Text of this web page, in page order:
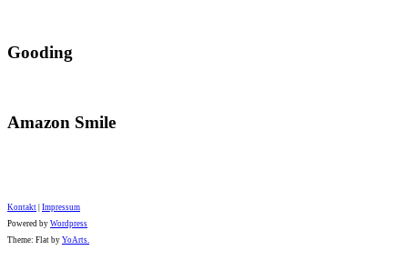
Gooding
Amazon Smile
Kontakt Impressum
Powered by Wordpress
Theme: Flat by YoArts.